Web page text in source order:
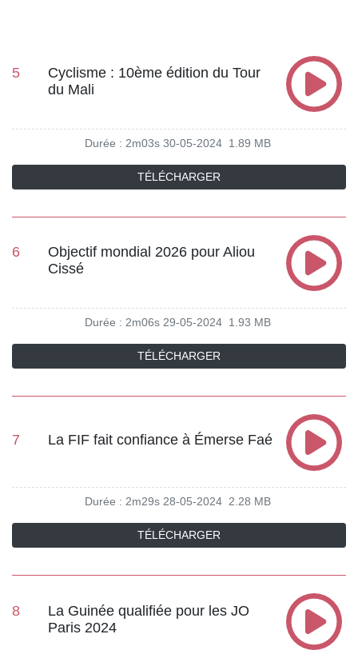
5
Cyclisme : 10ème édition du Tour
du Mali
Durée : 2m03s 30-05-2024 1.89 MB
TÉLÉCHARGER
6
Objectif mondial 2026 pour Aliou
Cissé
Durée : 2m06s 29-05-2024 1.93 MB
TÉLÉCHARGER
7 La FIF fait confiance à Émerse Faé
Durée : 2m29s 28-05-2024 2.28 MB
TÉLÉCHARGER
8
La Guinée qualifiée pour les JO
Paris 2024